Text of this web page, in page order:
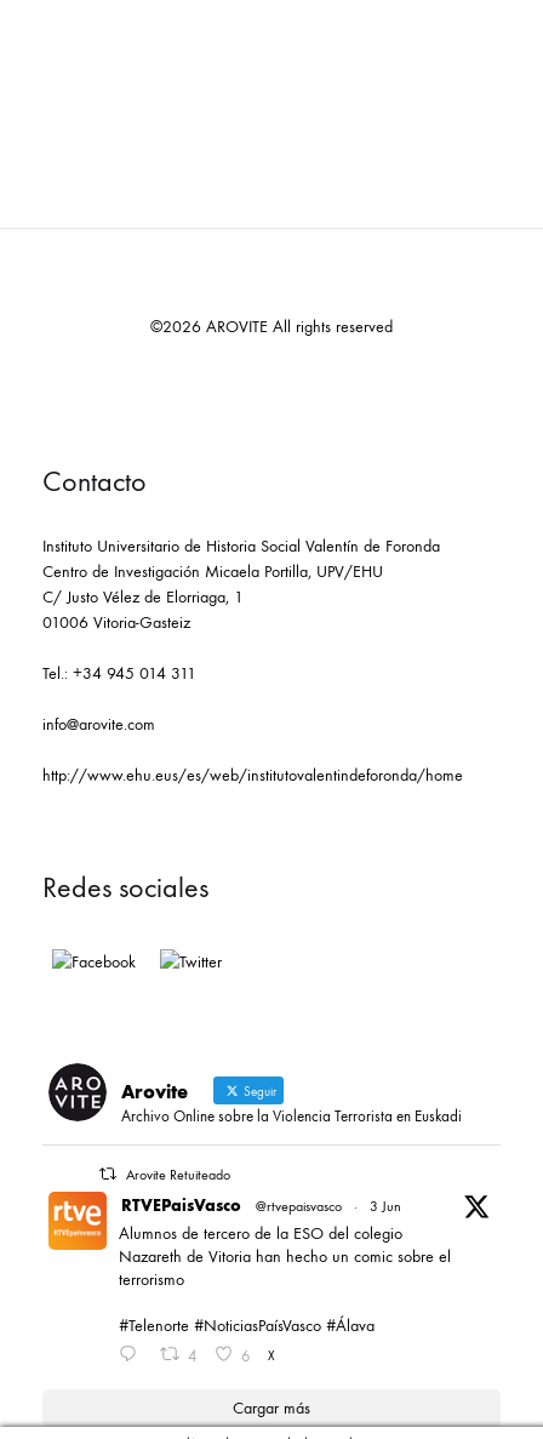
©2026 AROVITE All rights reserved
Contacto
Instituto Universitario de Historia Social Valentín de Foronda
Centro de Investigación Micaela Portilla, UPV/EHU
C/ Justo Vélez de Elorriaga, 1
01006 Vitoria-Gasteiz
Tel.: +34 945 014 311
info@arovite.com
http://www.ehu.eus/es/web/institutovalentindeforonda/home
Redes sociales
Arovite Seguir
Archivo Online sobre la Violencia Terrorista en Euskadi
Arovite Retuiteado
RTVEPaisVasco @rtvepaisvasco · 3 Jun
Alumnos de tercero de la ESO del colegio
Nazareth de Vitoria han hecho un comic sobre el
terrorismo
#Telenorte #NoticiasPaísVasco #Álava
4 6 X
Cargar más